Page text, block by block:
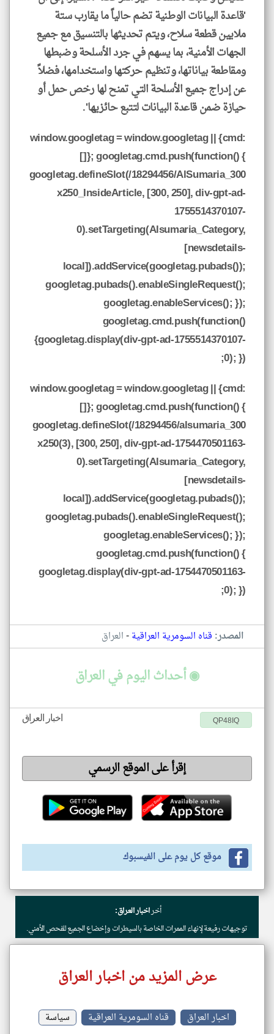
'قاعدة البيانات الوطنية تضم حالياً ما يقارب ستة
ملايين قطعة سلاح، ويتم تحديثها بالتنسيق مع جميع
الجهات الأمنية، بما يسهم في جرد الأسلحة وضبطها
ومقاطعة بياناتها، وتنظيم حركتها واستخدامها، فضلاً
عن إدراج جميع الأسلحة التي تمنح لها رخص حمل أو
حيازة ضمن قاعدة البيانات لتتبع حائزيها'.
window.googletag = window.googletag || {cmd:
[]}; googletag.cmd.push(function() {
googletag.defineSlot(/18294456/AlSumaria_300
x250_InsideArticle, [300, 250], div-gpt-ad-
1755514370107-
0).setTargeting(Alsumaria_Category,
[newsdetails-
local]).addService(googletag.pubads());
googletag.pubads().enableSingleRequest();
googletag.enableServices(); });
googletag.cmd.push(function()
{googletag.display(div-gpt-ad-1755514370107-
0); });
window.googletag = window.googletag || {cmd:
[]}; googletag.cmd.push(function() {
googletag.defineSlot(/18294456/alsumaria_300
x250(3), [300, 250], div-gpt-ad-1754470501163-
0).setTargeting(Alsumaria_Category,
[newsdetails-
local]).addService(googletag.pubads());
googletag.pubads().enableSingleRequest();
googletag.enableServices(); });
googletag.cmd.push(function() {
googletag.display(div-gpt-ad-1754470501163-
0); });
المصدر: قناه السومرية العراقية-العراق
◉ أحداث اليوم في العراق
اخبار العراق QP48IQ
إقرأ على الموقع الرسمي
موقع كل يوم على الفيسبوك
أخراخبار العراق:
توجيهات رفيعة لإنهاء الممرات الخاصة بالسيطرات وإخضاع الجميع للفحص الأمني.
عرض المزيد من اخبار العراق
اخبار العراق قناه السومرية العراقية سياسة